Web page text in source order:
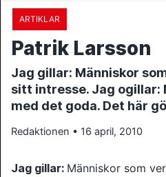
ARTIKLAR
Patrik Larsson
Jag gillar: Människor
sitt intresse. Jag ogillar:
med det goda. Det här
Redaktionen • 16 april, 2010
Jag gillar: Människor som